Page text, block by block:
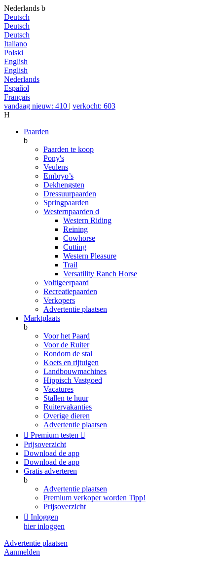
Nederlands b
Deutsch
Deutsch
Deutsch
Italiano
Polski
English
English
Nederlands
Español
Français
vandaag nieuw: 410 | verkocht: 603
H
Paarden
b
Paarden te koop
Pony's
Veulens
Embryo’s
Dekhengsten
Dressuurpaarden
Springpaarden
Westernpaarden d
Western Riding
Reining
Cowhorse
Cutting
Western Pleasure
Trail
Versatility Ranch Horse
Voltigeerpaard
Recreatiepaarden
Verkopers
Advertentie plaatsen
Marktplaats
b
Voor het Paard
Voor de Ruiter
Rondom de stal
Koets en rijtuigen
Landbouwmachines
Hippisch Vastgoed
Vacatures
Stallen te huur
Ruitervakanties
Overige dieren
Advertentie plaatsen
 Premium testen 
Prijsoverzicht
Download de app
Download de app
Gratis adverteren
b
Advertentie plaatsen
Premium verkoper worden Tipp!
Prijsoverzicht
 Inloggen
hier inloggen
Advertentie plaatsen
Aanmelden